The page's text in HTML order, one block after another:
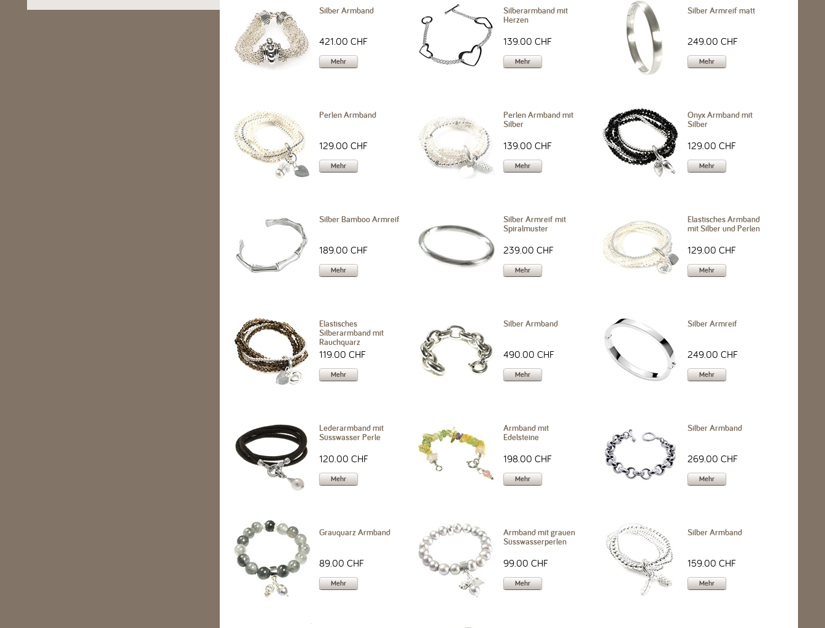
Silber Armband
421.00 CHF
Mehr
Silberarmband mit
Herzen
139.00 CHF
Mehr
Silber Armreif matt
249.00 CHF
Mehr
Perlen Armband
129.00 CHF
Mehr
Perlen Armband mit
Silber
139.00 CHF
Mehr
Onyx Armband mit
Silber
129.00 CHF
Mehr
Silber Bamboo Armreif
189.00 CHF
Mehr
Silber Armreif mit
Spiralmuster
239.00 CHF
Mehr
Elastisches Armband
mit Silber und Perlen
129.00 CHF
Mehr
Elastisches
Silberarmband mit
Rauchquarz
119.00 CHF
Mehr
Silber Armband
490.00 CHF
Mehr
Silber Armreif
249.00 CHF
Mehr
Lederarmband mit
Süsswasser Perle
120.00 CHF
Mehr
Armband mit
Edelsteine
198.00 CHF
Mehr
Silber Armband
269.00 CHF
Mehr
Grauquarz Armband
89.00 CHF
Mehr
Armband mit grauen
Süsswasserperlen
99.00 CHF
Mehr
Silber Armband
159.00 CHF
Mehr